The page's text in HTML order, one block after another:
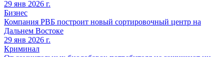
29 янв 2026 г.
Бизнес
Компания РВБ построит новый сортировочный центр на
Дальнем Востоке
29 янв 2026 г.
Криминал